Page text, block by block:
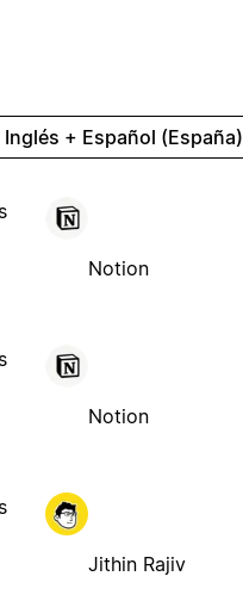
Inglés + Español (España)
Notion
Notion
Jithin Rajiv